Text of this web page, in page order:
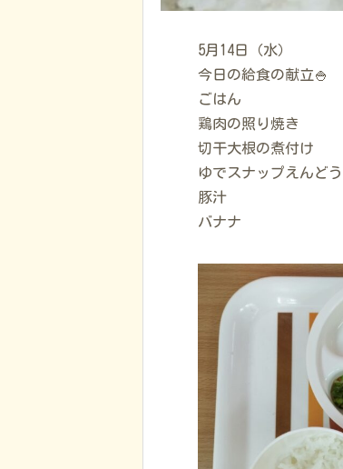
5月14日（水）
今日の給食の献立🍚
ごはん
鶏肉の照り焼き
切干大根の煮付け
ゆでスナップえんどう
豚汁
バナナ